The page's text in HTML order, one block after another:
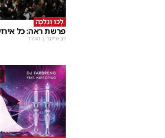
לְכוּ וְנֵלְכָה
פרשת ראה: כל
דב אייזנר |
17:41